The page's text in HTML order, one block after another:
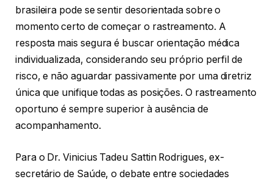
brasileira pode se sentir desorientada sobre o
momento certo de começar o rastreamento. A
resposta mais segura é buscar orientação médica
individualizada, considerando seu próprio perfil de
risco, e não aguardar passivamente por uma diretriz
única que unifique todas as posições. O rastreamento
oportuno é sempre superior à ausência de
acompanhamento.
Para o Dr. Vinicius Tadeu Sattin Rodrigues, ex-
secretário de Saúde, o debate entre sociedades